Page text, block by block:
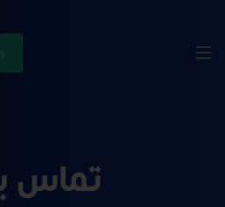
تماس